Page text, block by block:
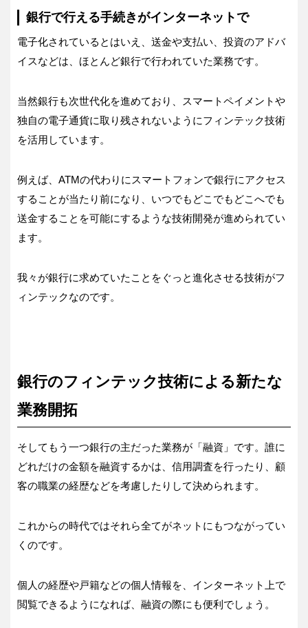
銀行で行える手続きがインターネットで
電子化されているとはいえ、送金や支払い、投資のアドバ
イスなどは、ほとんど銀行で行われていた業務です。
当然銀行も次世代化を進めており、スマートペイメントや
独自の電子通貨に取り残されないようにフィンテック技術
を活用しています。
例えば、ATMの代わりにスマートフォンで銀行にアクセス
することが当たり前になり、いつでもどこでもどこへでも
送金することを可能にするような技術開発が進められてい
ます。
我々が銀行に求めていたことをぐっと進化させる技術がフ
ィンテックなのです。
銀行のフィンテック技術による新たな
業務開拓
そしてもう一つ銀行の主だった業務が「融資」です。誰に
どれだけの金額を融資するかは、信用調査を行ったり、顧
客の職業の経歴などを考慮したりして決められます。
これからの時代ではそれら全てがネットにもつながってい
くのです。
個人の経歴や戸籍などの個人情報を、インターネット上で
閲覧できるようになれば、融資の際にも便利でしょう。